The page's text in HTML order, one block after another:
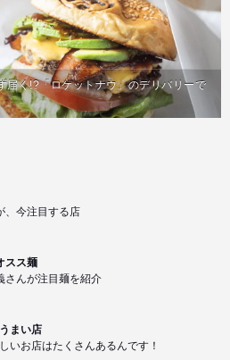
届く!?「ロケットナウ」のデリバリーで
、今注目する店
スス麺
さんが注目麺を紹介
まい店
いお店はたくさんあるんです！